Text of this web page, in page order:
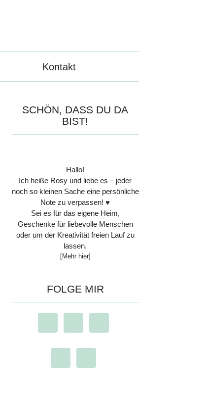
Kontakt
SCHÖN, DASS DU DA
BIST!
Hallo!
Ich heiße Rosy und liebe es – jeder
noch so kleinen Sache eine persönliche
Note zu verpassen! ♥
Sei es für das eigene Heim,
Geschenke für liebevolle Menschen
oder um der Kreativität freien Lauf zu
lassen.
[Mehr hier]
FOLGE MIR